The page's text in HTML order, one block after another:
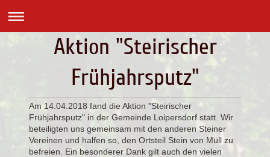
Aktion "Steirischer
Frühjahrsputz"
Am 14.04.2018 fand die Aktion "Steirischer
Frühjahrsputz" in der Gemeinde Loipersdorf statt. Wir
beteiligten uns gemeinsam mit den anderen Steiner
Vereinen und halfen so, den Ortsteil Stein von Müll zu
befreien. Ein besonderer Dank gilt auch den vielen